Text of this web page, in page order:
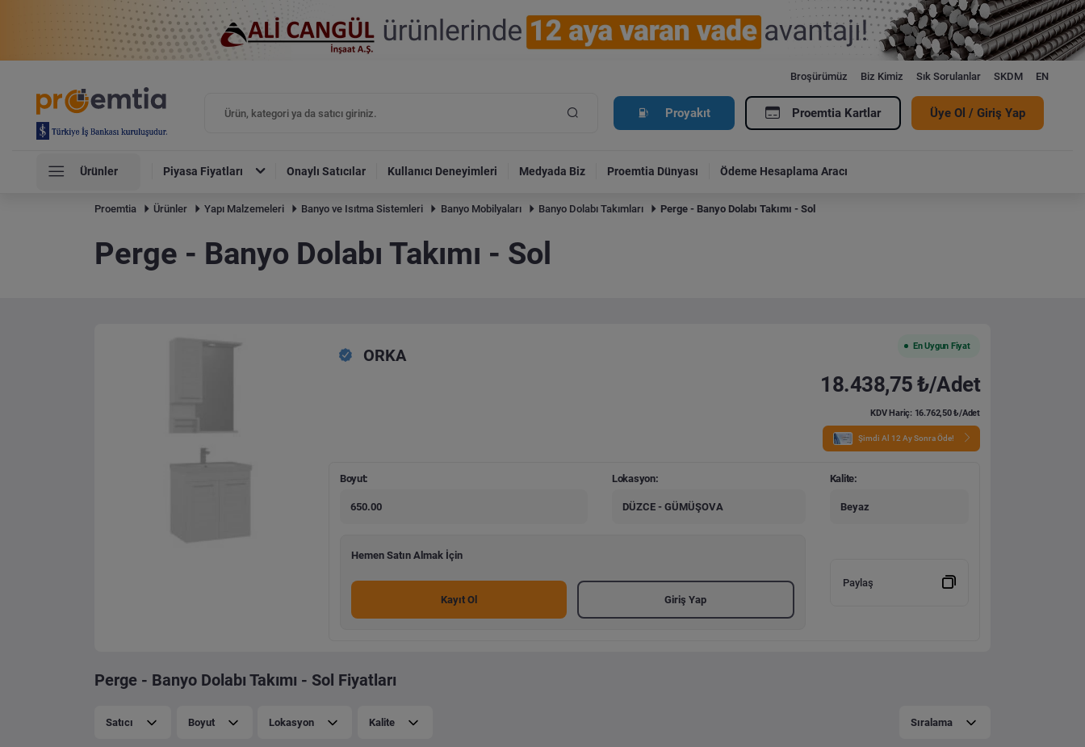
Broşürümüz Biz Kimiz Sık Sorulanlar SKDM EN
Proyakıt Proemtia Kartlar Üye Ol / Giriş Yap
Ürünler Piyasa Fiyatları Onaylı Satıcılar Kullanıcı Deneyimleri Medyada Biz Proemtia Dünyası Ödeme Hesaplama Aracı
Proemtia Ürünler Yapı Malzemeleri Banyo ve Isıtma Sistemleri Banyo Mobilyaları Banyo Dolabı Takımları Perge - Banyo Dolabı Takımı - Sol
Perge - Banyo Dolabı Takımı - Sol
ORKA
En Uygun Fiyat
18.438,75 ₺/Adet
KDV Hariç: 16.762,50 ₺/Adet
Şimdi Al 12 Ay Sonra Öde!
Boyut:
650.00
Lokasyon:
DÜZCE - GÜMÜŞOVA
Kalite:
Beyaz
Hemen Satın Almak İçin
Kayıt Ol Giriş Yap
Paylaş
Perge - Banyo Dolabı Takımı - Sol Fiyatları
Satıcı Boyut Lokasyon Kalite Sıralama